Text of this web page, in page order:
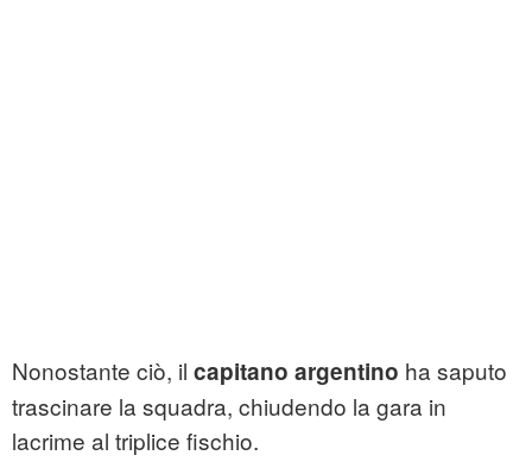
Nonostante ciò, il capitano argentino ha saputo
trascinare la squadra, chiudendo la gara in
lacrime al triplice fischio.